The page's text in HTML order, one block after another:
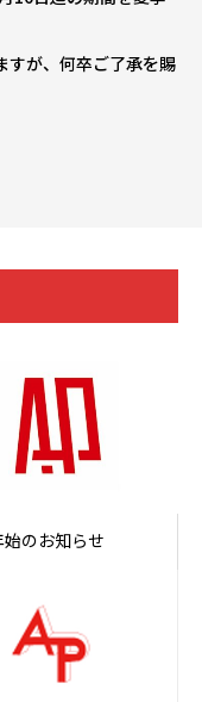
すが、何卒ご了承を賜
のお知らせ